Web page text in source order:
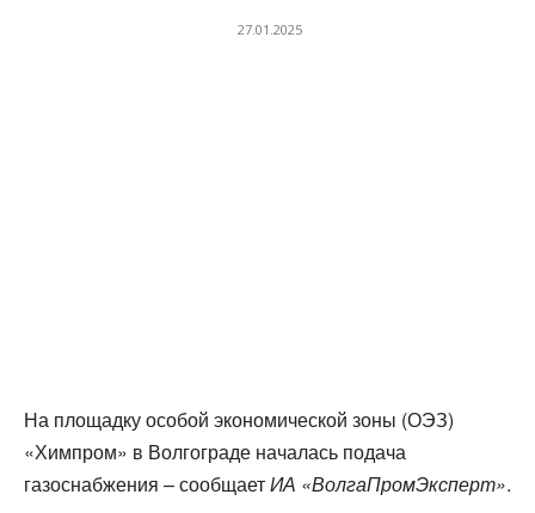
27.01.2025
На площадку особой экономической зоны (ОЭЗ)
«Химпром» в Волгограде началась подача
газоснабжения – сообщаетИА «ВолгаПромЭксперт».